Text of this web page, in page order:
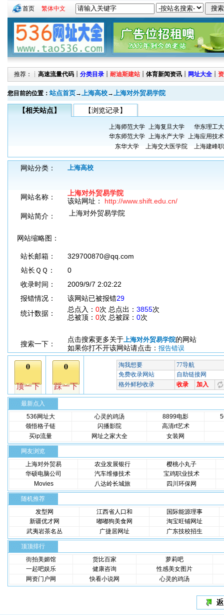
首页 繁体中文
推荐：┊ 高速流量代码 ┊ 分类目录 ┊ 耐迪斯建站 ┊ 体育新闻资讯 ┊ 网址大全 ┊
您目前的位置： 站点首页→上海高校→上海对外贸易学院
【相关站点】 【浏览记录】
上海师范大学 上海复旦大学
华东理工
华东师范大学 上海水产大学 上海应用技
东华大学
上海交大医学院 上海建峰
网站分类： 上海高校
网站名称：
上海对外贸易学院
该站网址： http://www.shift.edu.cn/
网站简介：
上海对外贸易学院
网站缩略图：
站长邮箱：
329700870@qq.com
站长ＱＱ：
0
收录时间：
2009/9/7 2:02:22
报错情况：
该网站已被报错29
统计数据：
总点入： 0次 总点出： 3855次
总被顶： 0次 总被踩： 0次
搜索一下：
点击搜索更多关于上海对外贸易学院的网站
如果你打不开该网站请点击： 报告错误
最新点入
536网址大
心灵的鸡汤 8899电影
领悟格子链
闪播影院
高清rt艺术
买ip流量
网址之家大全 女装网
网友浏览
上海对外贸易
农业发展银行
樱桃小丸子
华硕电脑公司
汽车维修技术
宝鸡职业技术
Movies
八达岭长城旅 四川环保网
随机推荐
发型网
江西省人口和
国际能源理事
新疆优才网
嘟嘟狗美食网
淘宝旺铺网址
武夷岩茶名丛
广捷居网址 广东技校招生
顶顶排行
街拍美媚馆
货比百家
萝莉吧
一起吧娱乐
健康咨询
性感美女图片
网资门户网
快看小说网 心灵的鸡汤